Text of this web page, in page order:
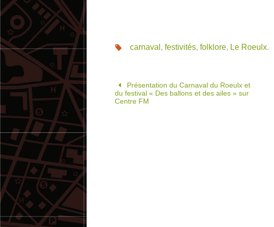
carnaval , festivités, folklore, Le Roeulx.
Présentation du Carnaval du Roeulx et
du festival « Des ballons et des ailes » sur
Centre FM